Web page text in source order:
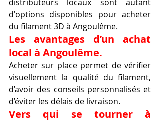
distributeurs locaux sont autant
d'options disponibles pour acheter
du filament 3D à Angoulême.
Les avantages d’un achat
local à Angoulême.
Acheter sur place permet de vérifier
visuellement la qualité du filament,
d’avoir des conseils personnalisés et
d’éviter les délais de livraison.
Vers qui se tourner à